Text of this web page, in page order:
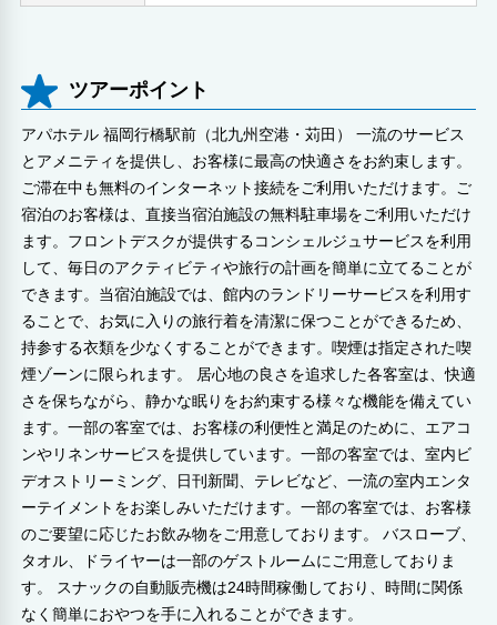
ツアーポイント
アパホテル 福岡行橋駅前（北九州空港・苅田） 一流のサービス
とアメニティを提供し、お客様に最高の快適さをお約束します。
ご滞在中も無料のインターネット接続をご利用いただけます。ご
宿泊のお客様は、直接当宿泊施設の無料駐車場をご利用いただけ
ます。フロントデスクが提供するコンシェルジュサービスを利用
して、毎日のアクティビティや旅行の計画を簡単に立てることが
できます。当宿泊施設では、館内のランドリーサービスを利用す
ることで、お気に入りの旅行着を清潔に保つことができるため、
持参する衣類を少なくすることができます。喫煙は指定された喫
煙ゾーンに限られます。 居心地の良さを追求した各客室は、快適
さを保ちながら、静かな眠りをお約束する様々な機能を備えてい
ます。一部の客室では、お客様の利便性と満足のために、エアコ
ンやリネンサービスを提供しています。一部の客室では、室内ビ
デオストリーミング、日刊新聞、テレビなど、一流の室内エンタ
ーテイメントをお楽しみいただけます。一部の客室では、お客様
のご要望に応じたお飲み物をご用意しております。 バスローブ、
タオル、ドライヤーは一部のゲストルームにご用意しておりま
す。 スナックの自動販売機は24時間稼働しており、時間に関係
なく簡単におやつを手に入れることができます。